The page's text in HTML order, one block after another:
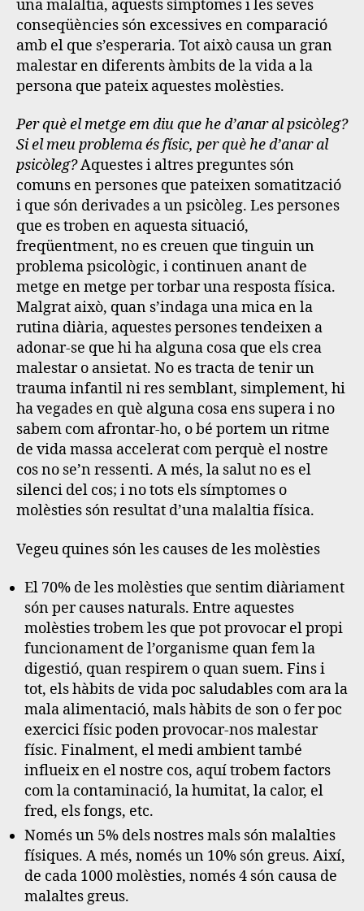
una malaltia, aquests símptomes i les seves
conseqüències són excessives en comparació
amb el que s’esperaria. Tot això causa un gran
malestar en diferents àmbits de la vida a la
persona que pateix aquestes molèsties.
Per què el metge em diu que he d’anar al psicòleg?
Si el meu problema és físic, per què he d’anar al
psicòleg?Aquestes i altres preguntes són
comuns en persones que pateixen somatització
i que són derivades a un psicòleg. Les persones
que es troben en aquesta situació,
freqüentment, no es creuen que tinguin un
problema psicològic, i continuen anant de
metge en metge per torbar una resposta física.
Malgrat això, quan s’indaga una mica en la
rutina diària, aquestes persones tendeixen a
adonar-se que hi ha alguna cosa que els crea
malestar o ansietat. No es tracta de tenir un
trauma infantil ni res semblant, simplement, hi
ha vegades en què alguna cosa ens supera i no
sabem com afrontar-ho, o bé portem un ritme
de vida massa accelerat com perquè el nostre
cos no se’n ressenti. A més, la salut no es el
silenci del cos; i no tots els símptomes o
molèsties són resultat d’una malaltia física.
Vegeu quines són les causes de les molèsties
El 70% de les molèsties que sentim diàriament
són per causes naturals. Entre aquestes
molèsties trobem les que pot provocar el propi
funcionament de l’organisme quan fem la
digestió, quan respirem o quan suem. Fins i
tot, els hàbits de vida poc saludables com ara la
mala alimentació, mals hàbits de son o fer poc
exercici físic poden provocar-nos malestar
físic. Finalment, el medi ambient també
influeix en el nostre cos, aquí trobem factors
com la contaminació, la humitat, la calor, el
fred, els fongs, etc.
Només un 5% dels nostres mals són malalties
físiques. A més, només un 10% són greus. Així,
de cada 1000 molèsties, només 4 són causa de
malaltes greus.